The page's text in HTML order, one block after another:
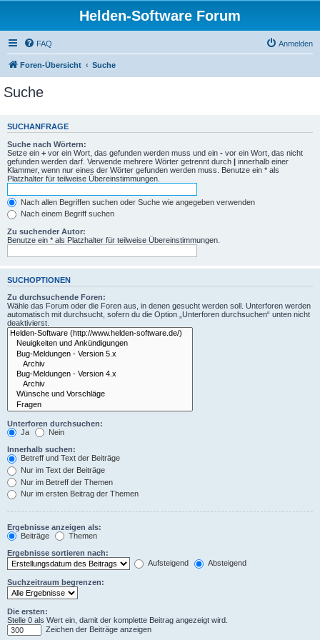
Helden-Software Forum
FAQ Anmelden
Foren-Übersicht Suche
Suche
SUCHANFRAGE
Suche nach Wörtern:
Setze ein + vor ein Wort, das gefunden werden muss und ein - vor ein Wort, das nicht
gefunden werden darf. Verwende mehrere Wörter getrennt durch | innerhalb einer
Klammer, wenn nur eines der Wörter gefunden werden muss. Benutze ein * als
Platzhalter für teilweise Übereinstimmungen.
Nach allen Begriffen suchen oder Suche wie angegeben verwenden
Nach einem Begriff suchen
Zu suchender Autor:
Benutze ein * als Platzhalter für teilweise Übereinstimmungen.
SUCHOPTIONEN
Zu durchsuchende Foren:
Wähle das Forum oder die Foren aus, in denen gesucht werden soll. Unterforen werden
automatisch mit durchsucht, sofern du die Option „Unterforen durchsuchen“ unten nicht
deaktivierst.
Unterforen durchsuchen:
Ja
Nein
Innerhalb suchen:
Betreff und Text der Beiträge
Nur im Text der Beiträge
Nur im Betreff der Themen
Nur im ersten Beitrag der Themen
Ergebnisse anzeigen als:
Beiträge
Themen
Ergebnisse sortieren nach:
Aufsteigend
Absteigend
Suchzeitraum begrenzen:
Die ersten:
Stelle 0 als Wert ein, damit der komplette Beitrag angezeigt wird.
Zeichen der Beiträge anzeigen